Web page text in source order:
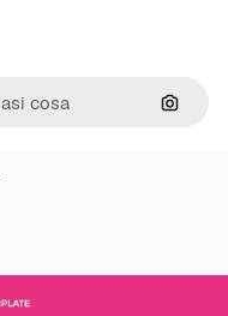
Cerca